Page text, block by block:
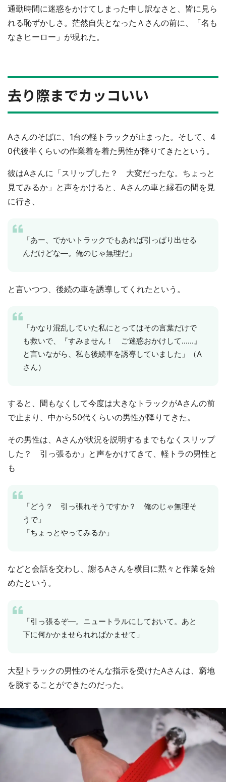
通勤時間に迷惑をかけてしまった申し訳なさと、皆に見ら
れる恥ずかしさ。茫然自失となったＡさんの前に、「名も
なきヒーロー」が現れた。
去り際までカッコいい
Aさんのそばに、1台の軽トラックが止まった。そして、4
0代後半くらいの作業着を着た男性が降りてきたという。
彼はAさんに「スリップした？ 大変だったな。ちょっと
見てみるか」と声をかけると、Aさんの車と縁石の間を見
に行き、
「あー、でかいトラックでもあれば引っぱり出せる
んだけどな―。俺のじゃ無理だ」
と言いつつ、後続の車を誘導してくれたという。
「かなり混乱していた私にとってはその言葉だけで
も救いで、『すみません！ ご迷惑おかけして......』
と言いながら、私も後続車を誘導していました」（A
さん）
すると、間もなくして今度は大きなトラックがAさんの前
で止まり、中から50代くらいの男性が降りてきた。
その男性は、Aさんが状況を説明するまでもなくスリップ
した？ 引っ張るか」と声をかけてきて、軽トラの男性と
も
「どう？ 引っ張れそうですか？ 俺のじゃ無理そ
うで」
「ちょっとやってみるか」
などと会話を交わし、謝るAさんを横目に黙々と作業を始
めたという。
「引っ張るぞ―。ニュートラルにしておいて。あと
下に何かかませられればかませて」
大型トラックの男性のそんな指示を受けたAさんは、窮地
を脱することができたのだった。